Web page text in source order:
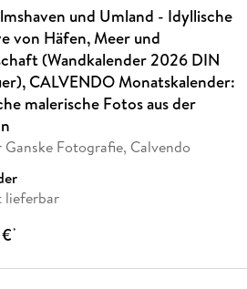
und Umland - Idyllische
von Häfen, Meer und
(Wandkalender 2026 DIN
CALVENDO Monatskalender:
malerische Fotos aus der
Ganske Fotografie, Calvendo
lieferbar
*